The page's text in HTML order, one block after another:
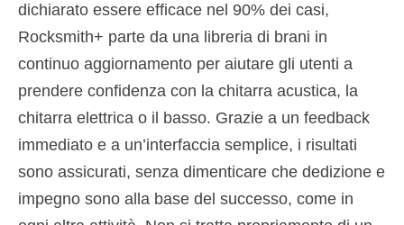
dichiarato essere efficace nel 90% dei casi,
Rocksmith+ parte da una libreria di brani in
continuo aggiornamento per aiutare gli utenti a
prendere confidenza con la chitarra acustica, la
chitarra elettrica o il basso. Grazie a un feedback
immediato e a un’interfaccia semplice, i risultati
sono assicurati, senza dimenticare che dedizione e
impegno sono alla base del successo, come in